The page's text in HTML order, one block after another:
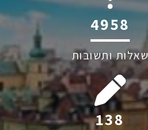
6045
שאלות ותשובות
198